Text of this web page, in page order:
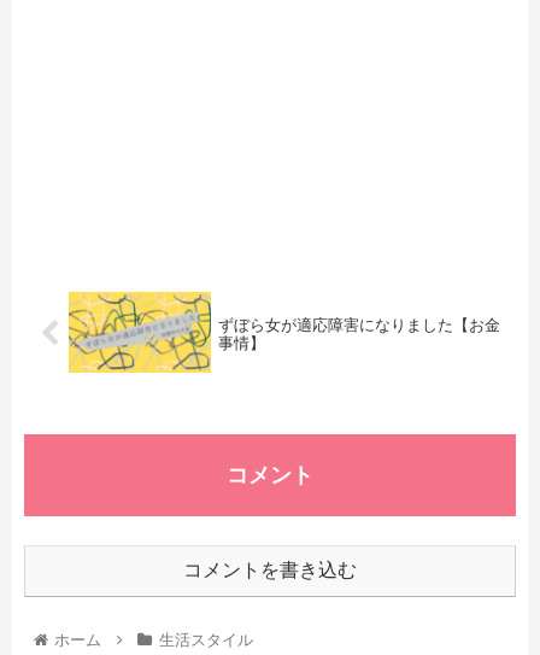
ずぼら女が適応障害になりました【お金
事情】
コメント
コメントを書き込む
ホーム 生活スタイル